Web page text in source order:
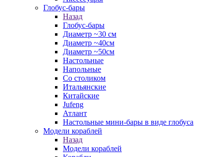
Глобус-бары
Назад
Глобус-бары
Диаметр ~30 см
Диаметр ~40см
Диаметр ~50см
Настольные
Напольные
Со столиком
Итальянские
Китайские
Jufeng
Атлант
Настольные мини-бары в виде глобуса
Модели кораблей
Назад
Модели кораблей